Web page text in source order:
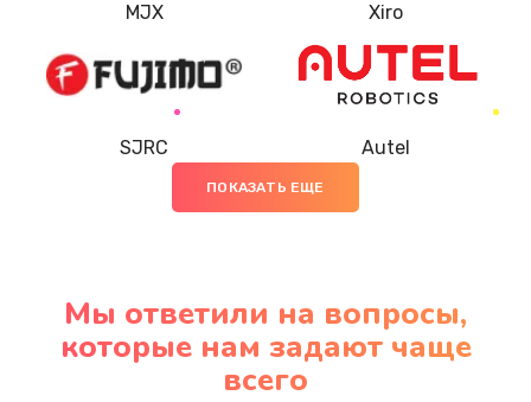
MJX Xiro
SJRC Autel
ПОКАЗАТЬ ЕЩЕ
Мы ответили на вопросы,
которые нам задают чаще
всего